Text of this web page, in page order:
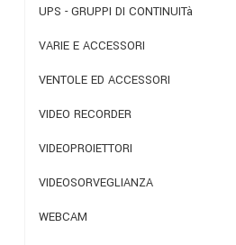
UPS - GRUPPI DI CONTINUITà
VARIE E ACCESSORI
VENTOLE ED ACCESSORI
VIDEO RECORDER
VIDEOPROIETTORI
VIDEOSORVEGLIANZA
WEBCAM